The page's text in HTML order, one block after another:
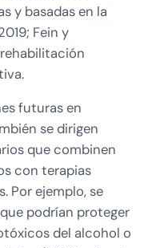
y basadas en la
Fein y
futuras en
se dirigen
que combinen
con terapias
Por ejemplo, se
podrían proteger
del alcohol o